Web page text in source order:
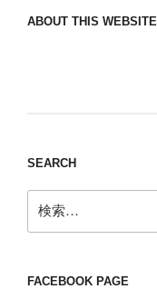
ABOUT THIS WEBSITE
SEARCH
索:
FACEBOOK PAGE